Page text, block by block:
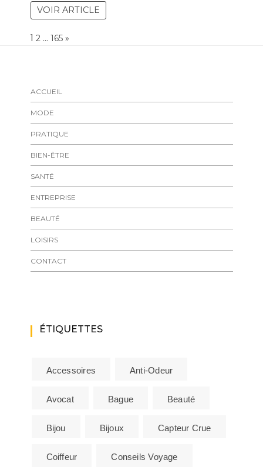
VOIR ARTICLE
Page:
1 2 … 165 NEXT
»
ACCUEIL
MODE
PRATIQUE
BIEN-ÊTRE
SANTÉ
ENTREPRISE
BEAUTÉ
LOISIRS
CONTACT
ÉTIQUETTES
Accessoires Anti-Odeur
Avocat Bague Beauté
Bijou Bijoux Capteur Crue
Coiffeur Conseils Voyage